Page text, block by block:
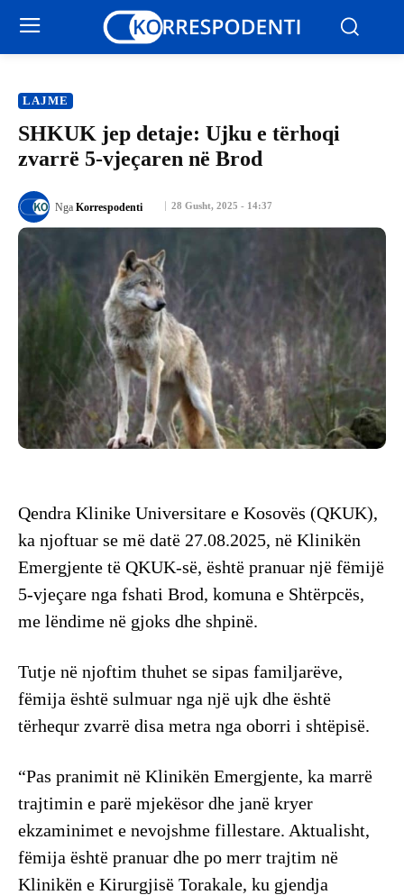
LAJME
SHKUK jep detaje: Ujku e tërhoqi
zvarrë 5-vjeçaren në Brod
28 Gusht, 2025 - 14:37
Nga Korrespodenti
Qendra Klinike Universitare e Kosovës (QKUK),
ka njoftuar se më datë 27.08.2025, në Klinikën
Emergjente të QKUK-së, është pranuar një fëmijë
5-vjeçare nga fshati Brod, komuna e Shtërpcës,
me lëndime në gjoks dhe shpinë.
Tutje në njoftim thuhet se sipas familjarëve,
fëmija është sulmuar nga një ujk dhe është
tërhequr zvarrë disa metra nga oborri i shtëpisë.
“Pas pranimit në Klinikën Emergjente, ka marrë
trajtimin e parë mjekësor dhe janë kryer
ekzaminimet e nevojshme fillestare. Aktualisht,
fëmija është pranuar dhe po merr trajtim në
Klinikën e Kirurgjisë Torakale, ku gjendja